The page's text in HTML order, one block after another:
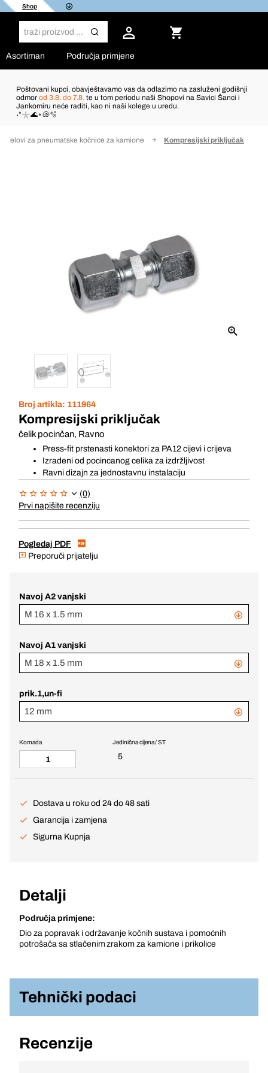
Shop
Asortiman Područja primjene
Poštovani kupci, obavještavamo vas da odlazimo na zasluženi godišnji
odmor od 3.8. do 7.8. te u tom periodu naši Shopovi na Savici Šanci i
Jankomiru neće raditi, kao ni naši kolege u uredu.
˖°𓇼🌊⋆🐚🫧
Dijelovi za pneumatske kočnice za kamione Kompresijski priključak
Broj artikla: 111964
Kompresijski priključak
čelik pocinčan, Ravno
Press-fit prstenasti konektori za PA12 cijevi i crijeva
Izradeni od pocincanog celika za izdržljivost
Ravni dizajn za jednostavnu instalaciju
(0)
Prvi napišite recenziju
Pogledaj PDF
Preporuči prijatelju
Navoj A2 vanjski
M 16 x 1.5 mm
Navoj A1 vanjski
M 18 x 1.5 mm
prik.1,un-fi
12 mm
Jedinična cijena / ST
5
Komada
Dostava u roku od 24 do 48 sati
Garancija i zamjena
Sigurna Kupnja
Detalji
Područja primjene:
Dio za popravak i održavanje kočnih sustava i pomoćnih
potrošača sa stlačenim zrakom za kamione i prikolice
Tehnički podaci
Recenzije